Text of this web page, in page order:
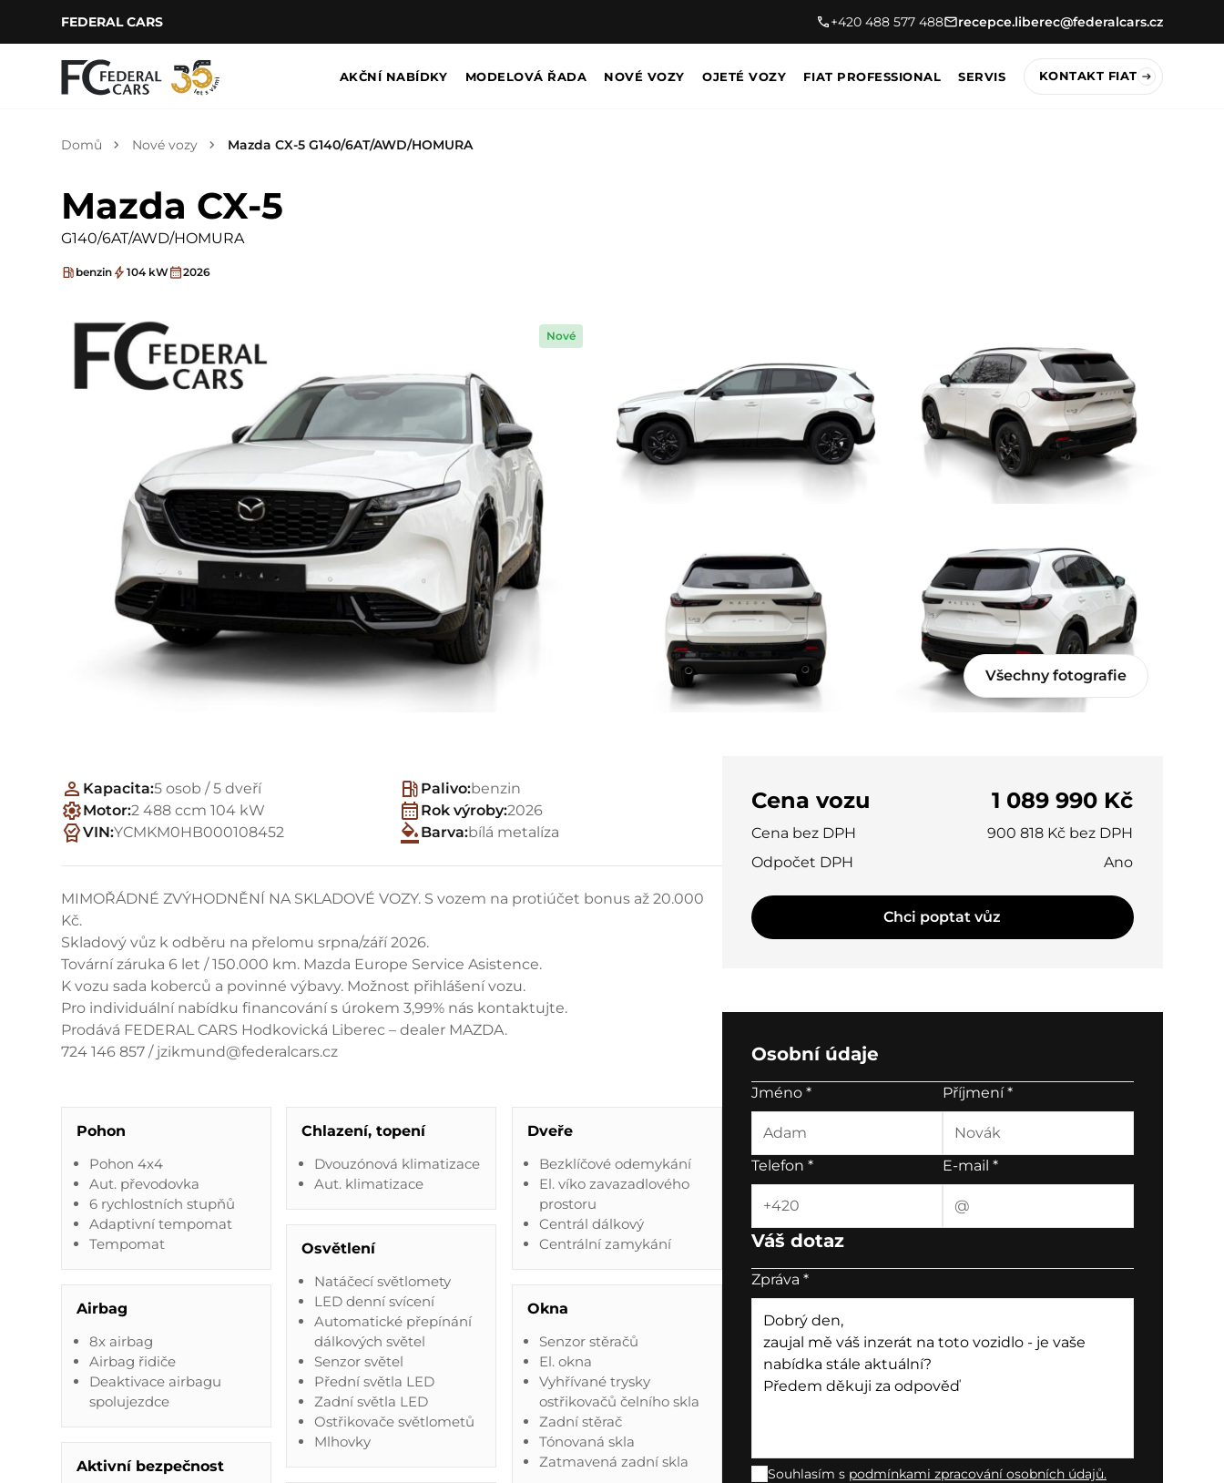
FEDERAL CARS +420 488 577 488 recepce.liberec@federalcars.cz
AKČNÍ NABÍDKY MODELOVÁ ŘADA NOVÉ VOZY OJETÉ VOZY FIAT PROFESSIONAL SERVIS KONTAKT FIAT
Domů Nové vozy Mazda CX-5 G140/6AT/AWD/HOMURA
Mazda CX-5
G140/6AT/AWD/HOMURA
benzin 104 kW 2026
Nové
Všechny fotografie
Kapacita:5 osob / 5 dveří Palivo:benzin
Motor:2 488 ccm 104 kW Rok výroby:2026
VIN:YCMKM0HB000108452 Barva:bílá metalíza
MIMOŘÁDNÉ ZVÝHODNĚNÍ NA SKLADOVÉ VOZY. S vozem na protiúčet bonus až 20.000
Kč.
Skladový vůz k odběru na přelomu srpna/září 2026.
Tovární záruka 6 let / 150.000 km. Mazda Europe Service Asistence.
K vozu sada koberců a povinné výbavy. Možnost přihlášení vozu.
Pro individuální nabídku financování s úrokem 3,99% nás kontaktujte.
Prodává FEDERAL CARS Hodkovická Liberec – dealer MAZDA.
724 146 857 / jzikmund@federalcars.cz
Pohon
Pohon 4x4
Aut. převodovka
6 rychlostních stupňů
Adaptivní tempomat
Tempomat
Airbag
8x airbag
Airbag řidiče
Deaktivace airbagu
spolujezdce
Aktivní bezpečnost
Chlazení, topení
Dvouzónová klimatizace
Aut. klimatizace
Osvětlení
Natáčecí světlomety
LED denní svícení
Automatické přepínání
dálkových světel
Senzor světel
Přední světla LED
Zadní světla LED
Ostřikovače světlometů
Mlhovky
Dveře
Bezklíčové odemykání
El. víko zavazadlového
prostoru
Centrál dálkový
Centrální zamykání
Okna
Senzor stěračů
El. okna
Vyhřívané trysky
ostřikovačů čelního skla
Zadní stěrač
Tónovaná skla
Zatmavená zadní skla
Cena vozu 1 089 990 Kč
Cena bez DPH
900 818 Kč bez DPH
Odpočet DPH
Ano
Chci poptat vůz
Osobní údaje
Jméno * Příjmení*
Telefon * E-mail *
Váš dotaz
Zpráva *
Souhlasím s podmínkami zpracování osobních údajů.